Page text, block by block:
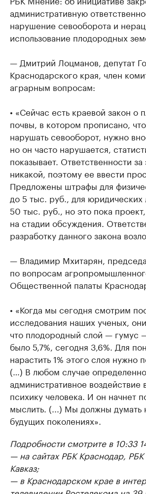
административную
нарушение севооборота и
использование плодородных
— Дмитрий Лоцманов, депутат
Краснодарского края, член
аграрным вопросам:
• «Сейчас есть краевой закон о
почвы, в котором прописано,
нарушать севооборот, нужно
но он часто нарушается,
показывает. Ответственности за
никакой, поэтому ее ввести
Предложены штрафы для
до 5 тыс. руб., для
50 тыс. руб., но это пока
на стадии обсуждения.
разработку данного закона
— Владимир Мхитарян,
по вопросам
Общественной палаты
• «Когда мы сегодня смотрим
исследования наших ученых,
что плодородный слой — гумус
было 5,7%, сегодня 3,6%. Для
нарастить 1% этого слоя нужно
(…) В любом случае
административное воздействие
психику человека. И он начнет
мыслить. (...) Мы должны думать
будущих поколениях».
Подробности смотрите в 10:33
— на сайтах РБК Краснодар,
Кавказ;
— в Краснодарском крае в